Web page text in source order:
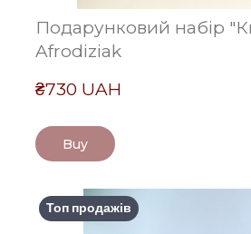
Подарунковий набір
Afrodiziak
₴730 UAH
Buy
Топ продажів